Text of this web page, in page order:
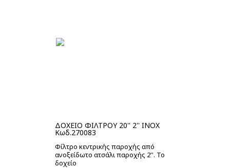
ΔΟΧΕΙΟ ΦΙΛΤΡΟΥ 20'' 2'' INOX
Κωδ.270083
Φίλτρο κεντρικής παροχής από
ανοξείδωτο ατσάλι παροχής 2''. Το
δοχείο